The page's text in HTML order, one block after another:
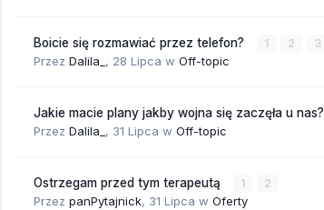
Boicie się rozmawiać przez telefon? 1 2 3
Przez Dalila_ , 28 Lipca w Off-topic
Jakie macie plany jakby wojna się zaczęła u nas?
Przez Dalila_ , 31 Lipca w Off-topic
Ostrzegam przed tym terapeutą 1 2
Przez panPytajnick, 31 Lipca w Oferty